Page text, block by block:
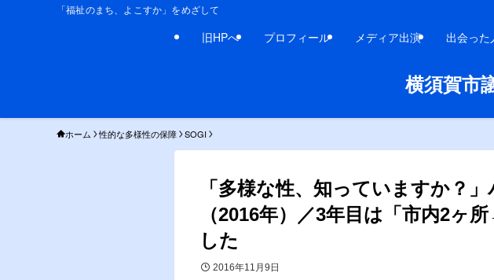
「福祉のまち、よこすか」をめざして
横須賀市
旧HPへ プロフィール メディア出演 出会った
ホーム 性的な多様性の保障 SOGI
「多様な性、知っていますか？
（2016年）／3年目は「市内2ヶ
した
2016年11月9日